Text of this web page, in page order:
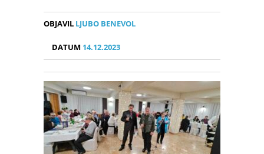
OBJAVIL LJUBO BENEVOL
DATUM 14.12.2023